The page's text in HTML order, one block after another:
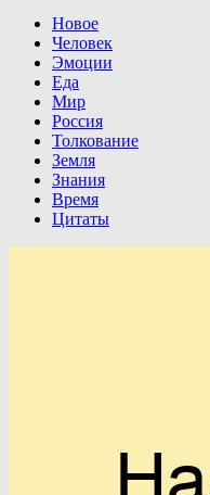
Новое
Человек
Эмоции
Еда
Мир
Россия
Толкование
Земля
Знания
Время
Цитаты